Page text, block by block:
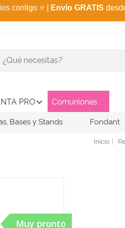
contigo ⭐ Envío GRATIS
PRO Comuniones
Bases y Stands Fondant
Inicio
Muy pronto